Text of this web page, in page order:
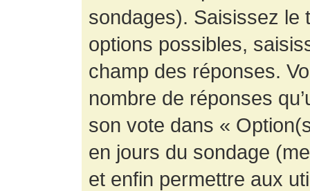
sondages). Saisissez le
options possibles,
champ des réponses.
nombre de réponses
son vote dans «
en jours du sondage
et enfin permettre aux